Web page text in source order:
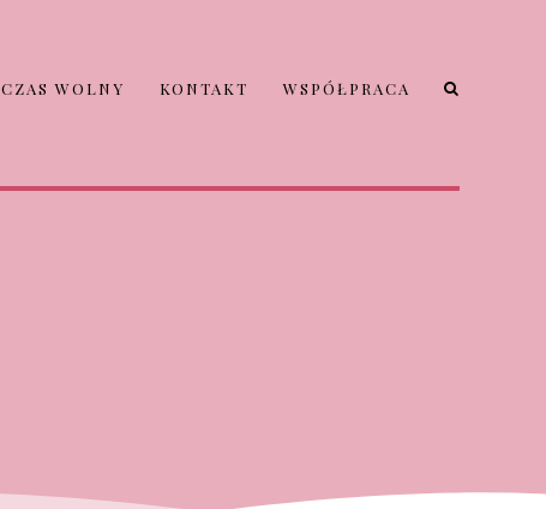
CZAS WOLNY KONTAKT WSPÓŁPRACA